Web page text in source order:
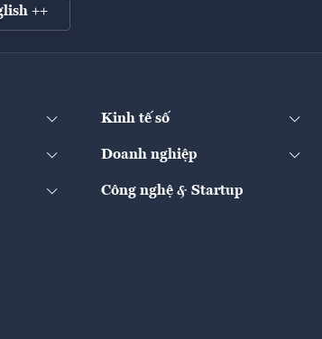
++
Kinh tế số
Doanh nghiệp
Công nghệ & Startup